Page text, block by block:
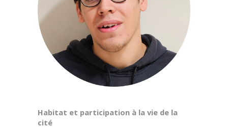
Habitat et participation à la vie de la
cité